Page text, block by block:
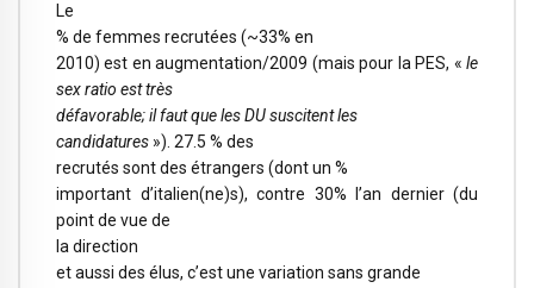
Le
% de femmes recrutées (~33% en
2010) est en augmentation/2009 (mais pour la PES, « le
sex ratio est très
défavorable; il faut que les DU suscitent les
candidatures »). 27.5 % des
recrutés sont des étrangers (dont un %
important d’italien(ne)s), contre 30% l’an dernier (du
point de vue de
la direction
et aussi des élus, c’est une variation sans grande